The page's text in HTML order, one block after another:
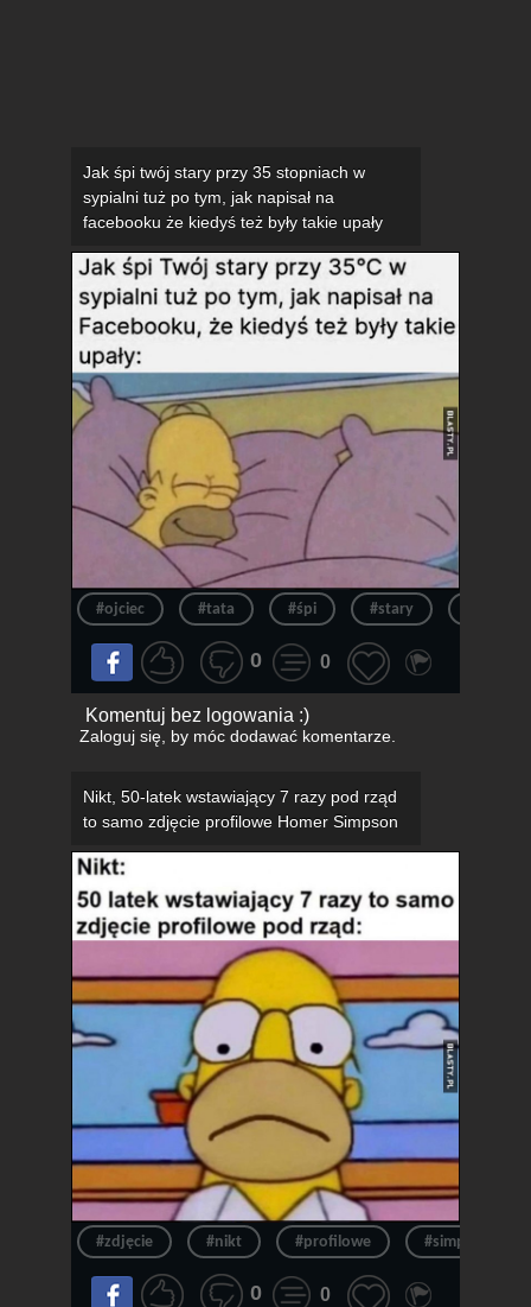
Jak śpi twój stary przy 35 stopniach w
sypialni tuż po tym, jak napisał na
facebooku że kiedyś też były takie upały
#ojciec #tata #śpi #stary
0 0
Komentuj bez logowania :)
Zaloguj się, by móc dodawać komentarze.
Nikt, 50-latek wstawiający 7 razy pod rząd
to samo zdjęcie profilowe Homer Simpson
#zdjęcie #nikt #profilowe #simpsonowie
0 0